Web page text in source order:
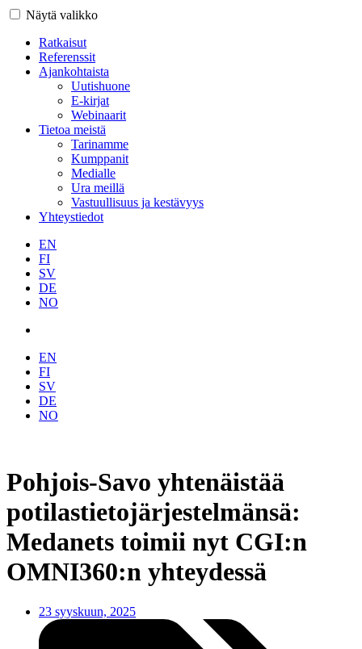
Näytä valikko
Ratkaisut
Referenssit
Ajankohtaista
Uutishuone
E-kirjat
Webinaarit
Tietoa meistä
Tarinamme
Kumppanit
Medialle
Ura meillä
Vastuullisuus ja kestävyys
Yhteystiedot
EN
FI
SV
DE
NO
EN
FI
SV
DE
NO
Pohjois-Savo yhtenäistää
potilastietojärjestelmänsä:
Medanets toimii nyt CGI:n
OMNI360:n yhteydessä
23 syyskuun, 2025